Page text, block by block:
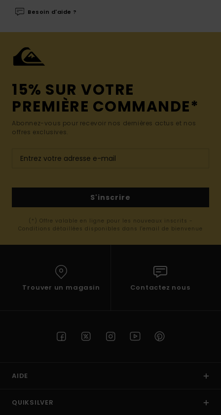
Besoin d'aide ?
15% SUR VOTRE
PREMIÈRE COMMANDE*
Abonnez-vous pour recevoir nos dernières actus et nos
offres exclusives.
S'inscrire
(*) Offre valable en ligne pour les nouveaux inscrits -
Conditions détaillées disponibles dans l'email de bienvenue
Trouver un magasin Contactez nous
AIDE
QUIKSILVER